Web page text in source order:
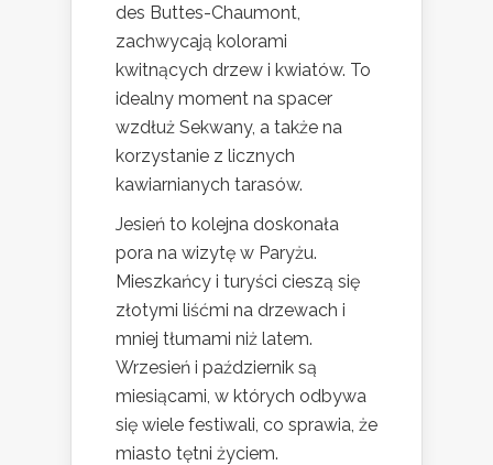
des Buttes-Chaumont,
zachwycają kolorami
kwitnących drzew i kwiatów. To
idealny moment na spacer
wzdłuż Sekwany, a także na
korzystanie z licznych
kawiarnianych tarasów.
Jesień to kolejna doskonała
pora na wizytę w Paryżu.
Mieszkańcy i turyści cieszą się
złotymi liśćmi na drzewach i
mniej tłumami niż latem.
Wrzesień i październik są
miesiącami, w których odbywa
się wiele festiwali, co sprawia, że
miasto tętni życiem.